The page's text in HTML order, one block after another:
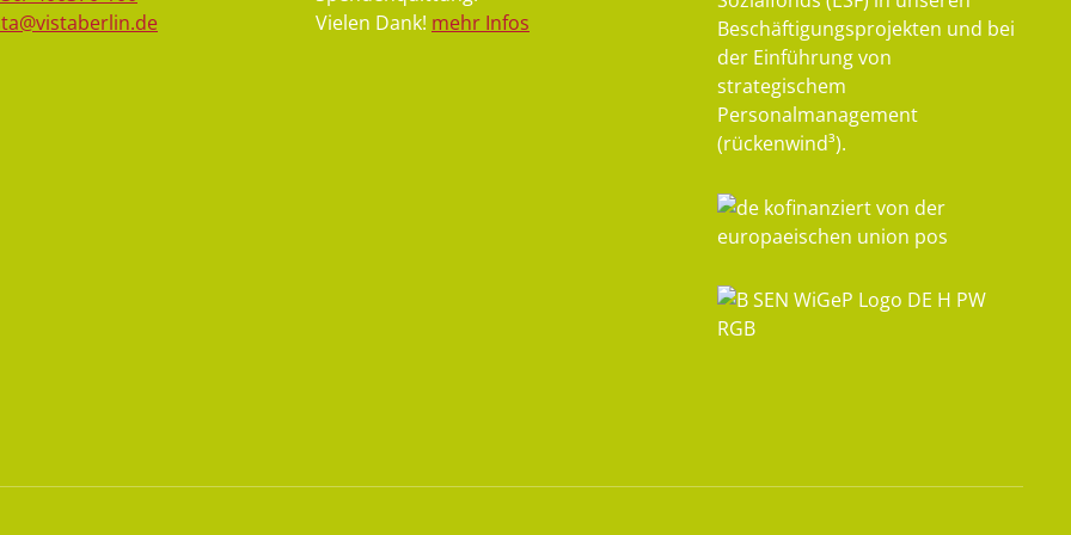
Vielen Dank! mehr Infos
Beschäftigungsprojekten und bei
der Einführung von
strategischem
Personalmanagement
(rückenwind³).